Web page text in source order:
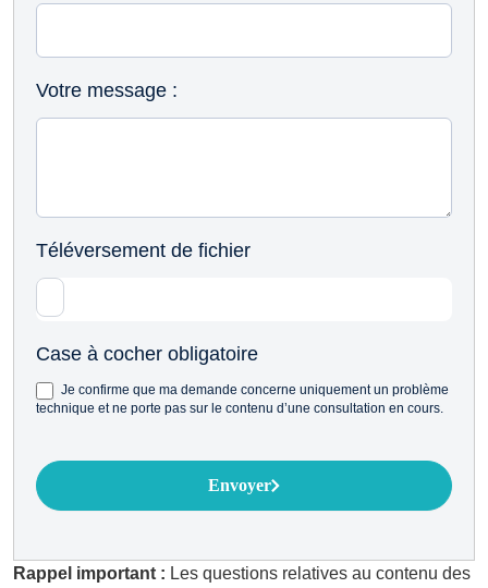
Votre message :
Téléversement de fichier
Case à cocher obligatoire
Je confirme que ma demande concerne uniquement un problème
technique et ne porte pas sur le contenu d’une consultation en cours.
Envoyer
Rappel important : Les questions relatives au contenu des